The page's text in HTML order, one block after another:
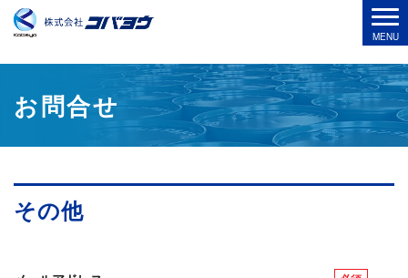
お問合せ
その他